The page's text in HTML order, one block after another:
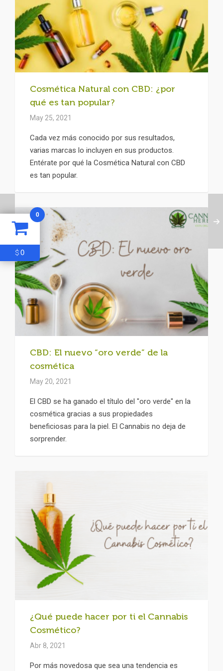
Cosmética Natural con CBD: ¿por
qué es tan popular?
May 25, 2021
Cada vez más conocido por sus resultados,
varias marcas lo incluyen en sus productos.
Entérate por qué la Cosmética Natural con CBD
es tan popular.
CBD: El nuevo “oro verde” de la
cosmética
May 20, 2021
El CBD se ha ganado el título del "oro verde" en la
cosmética gracias a sus propiedades
beneficiosas para la piel. El Cannabis no deja de
sorprender.
¿Qué puede hacer por ti el Cannabis
Cosmético?
Abr 8, 2021
Por más novedosa que sea una tendencia es
0
$0